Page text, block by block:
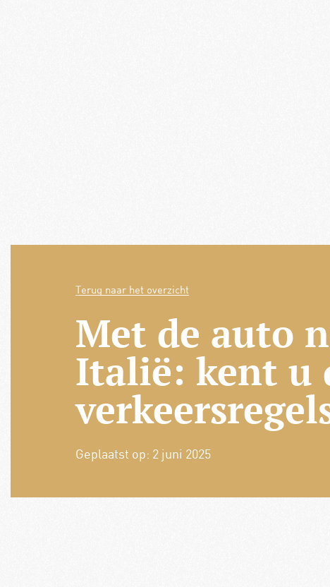
Terug naar het overzicht
Met de auto
Italië: kent u
Geplaatst op: 2 juni 2025